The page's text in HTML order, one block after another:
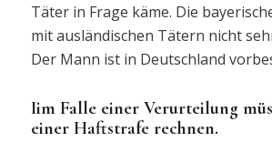
Täter in Frage käme. Die
mit ausländischen Tätern nicht
Der Mann ist in Deutschland
Iim Falle einer Verurteilung
einer Haftstrafe rechnen.